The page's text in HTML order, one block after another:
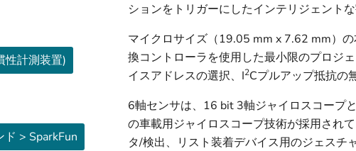
性計測装置)
> SparkFun
ションをトリガーにしたインテリジェント
マイクロサイズ（19.05 mm x 7.62 mm）
換コントローラを使用した最小限のプロジ
イスアドレスの選択、I2Cプルアップ抵抗の
6軸センサは、16 bit 3軸ジャイロスコープ
の車載用ジャイロスコープ技術が採用され
タ/検出、リスト装着デバイス用のジェス